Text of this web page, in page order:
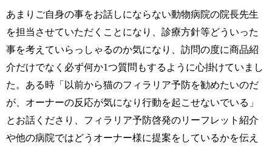
あまりご自身の事をお話しにならない動物病院の院長先生
を担当させていただくことになり、診療方針等どういった
事を考えていらっしゃるのか気になり、訪問の度に商品紹
介だけでなく必ず何か1つ質問もするように心掛けていまし
た。ある時「以前から猫のフィラリア予防を勧めたいのだ
が、オーナーの反応が気になり行動を起こせないでいる」
とお話くださり、フィラリア予防啓発のリーフレット紹介
や他の病院ではどうオーナー様に提案をしているかを伝え